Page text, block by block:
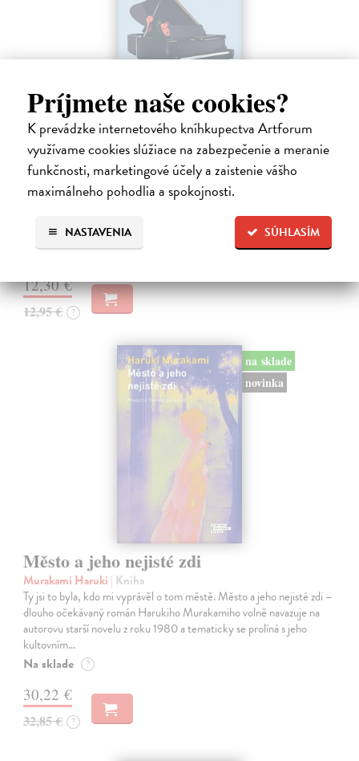
Príjmete naše cookies?
K prevádzke internetového kníhkupectva Artforum
využívame cookies slúžiace na zabezpečenie a meranie
funkčnosti, marketingové účely a zaistenie vášho
maximálneho pohodlia a spokojnosti.
SÚHLASÍM
NASTAVENIA
Rieka času
Mercier Pascal| Kniha
Pascal Mercier bol vždy majstrom filozofického rozprávania. Romány
Nočný vlak do Lisabonu či Váha slov podnietili milióny čitateľov k
zamysleniu sa nad veľkými témami, ako sú identita, sloboda, čas či…
Na sklade ?
12,30 €
12,95 € ?
na sklade
novinka
Město a jeho nejisté zdi
Murakami Haruki | Kniha
Ty jsi to byla, kdo mi vyprávěl o tom městě. Město a jeho nejisté zdi –
dlouho očekávaný román Harukiho Murakamiho volně navazuje na
autorovu starší novelu z roku 1980 a tematicky se prolíná s jeho
kultovním…
Na sklade ?
30,22 €
32,85 € ?